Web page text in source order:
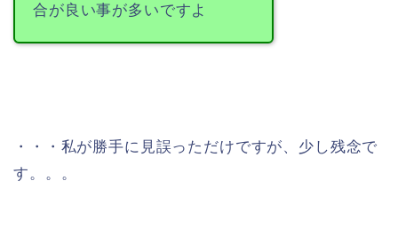
合が良い事が多いですよ
・・・私が勝手に見誤っただけですが、少し残念で
す。。。